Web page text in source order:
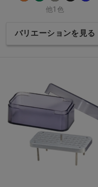
他1色
バリエーションを見る